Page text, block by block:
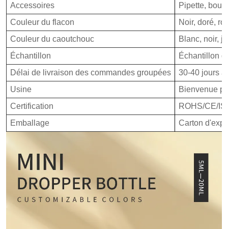
Accessoires
Pipette,
Couleur du flacon
Noir, doré,
Couleur du caoutchouc
Blanc, noir,
Échantillon
Échantillon
Délai de livraison des commandes groupées
30-40 jours
Usine
Bienvenue
Certification
ROHS/CE/
Emballage
Carton